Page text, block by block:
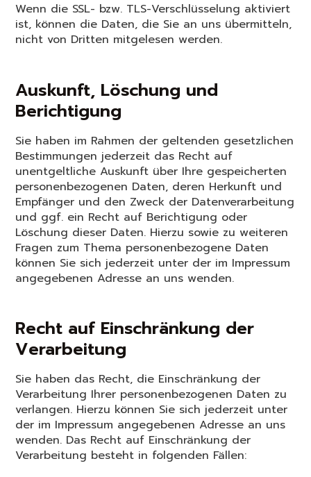
Wenn die SSL- bzw. TLS-Verschlüsselung aktiviert
ist, können die Daten, die Sie an uns übermitteln,
nicht von Dritten mitgelesen werden.
Auskunft, Löschung und
Berichtigung
Sie haben im Rahmen der geltenden gesetzlichen
Bestimmungen jederzeit das Recht auf
unentgeltliche Auskunft über Ihre gespeicherten
personenbezogenen Daten, deren Herkunft und
Empfänger und den Zweck der Datenverarbeitung
und ggf. ein Recht auf Berichtigung oder
Löschung dieser Daten. Hierzu sowie zu weiteren
Fragen zum Thema personenbezogene Daten
können Sie sich jederzeit unter der im Impressum
angegebenen Adresse an uns wenden.
Recht auf Einschränkung der
Verarbeitung
Sie haben das Recht, die Einschränkung der
Verarbeitung Ihrer personenbezogenen Daten zu
verlangen. Hierzu können Sie sich jederzeit unter
der im Impressum angegebenen Adresse an uns
wenden. Das Recht auf Einschränkung der
Verarbeitung besteht in folgenden Fällen: